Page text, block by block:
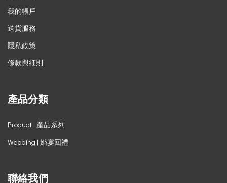
我的帳戶
送貨服務
隱私政策
條款與細則
產品分類
Product | 產品系列
Wedding | 婚宴回禮
聯絡我們